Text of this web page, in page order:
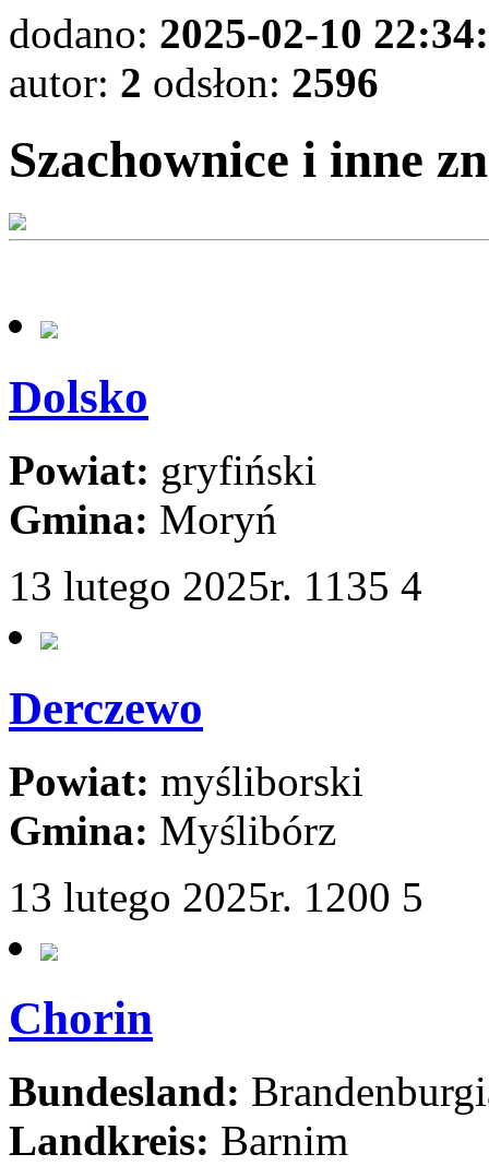
dodano: 2025-02-10
autor: 2 odsłon: 2596
Szachownice i inne
Dolsko
Powiat: gryfiński
Gmina: Moryń
13 lutego 2025r. 1135 4
Derczewo
Powiat: myśliborski
Gmina: Myślibórz
13 lutego 2025r. 1200 5
Chorin
Bundesland:
Landkreis: Barnim